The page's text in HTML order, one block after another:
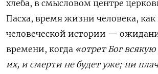
хлеба, в смысловом центре
Пасха, время жизни человека,
человеческой истории —
времени, когда «отрет Бог всякую
их, и смерти не будет уже; ни